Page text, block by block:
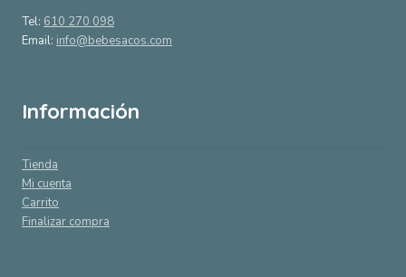
Tel: 610 270 098
Email: info@bebesacos.com
Información
Tienda
Mi cuenta
Carrito
Finalizar compra